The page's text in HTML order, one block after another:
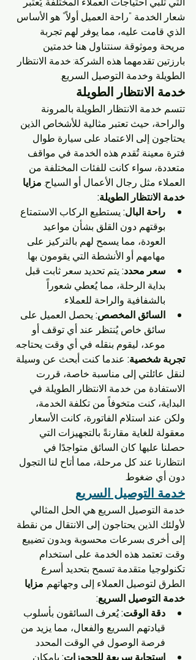
شعار الخدمة "راحة العميل أولاً" هو الأساس
الذي قامت عليه، مما يوفر لهم تجربة
مريحة وموثوقة. سنتناول هنا خدمتين
بارزتين تقدمهما هذه الشركة: خدمة الانتظار
الطويلة وخدمة التوصيل السريع.
خدمة الانتظار الطويلة
تتسم خدمة الانتظار الطويلة بالمرونة
والراحة، حيث تعتبر مثالية للأشخاص الذين
يحتاجون إلى الاعتماد على سيارة طوال
فترة معينة. تُقدم هذه الخدمة في مواقف
متعددة، سواء كانت للفئات المختلفة من
العملاء مثل رجال الأعمال أو السياح. مزايا
خدمة الانتظار الطويلة:
راحة البال: يستطيع الركاب الاستمتاع
بوقتهم دون القلق بشأن مواعيد
العودة، مما يسمح لهم بالتركيز على
مهامهم أو الأنشطة التي يقومون بها.
سعر محدد: يتم تحديد سعر ثابت قبل
بداية الرحلة، مما يُعطي شعوراً
بالشفافية والراحة للعملاء.
السائق المخصص: يحصل العميل على
سائق خاص يُنتظر عند أي توقف أو
موعد، ليقوم بنقله في أي وقت يحتاجه.
تجربة شخصية: عندما كنت أبحث عن وسيلة
لنقل عائلتي إلى مناسبة خاصة، قررت
الاستفادة من خدمة الانتظار الطويلة. في
البداية، كنت متخوفاً من تكلفة الخدمة،
ولكن عند استلام الفاتورة، كانت الأسعار
معقولة للغاية مقارنةً بالتجهيزات التي
حصلنا عليها. كان السائق متواجدًا في
انتظارنا عند كل مرحلة، مما أتاح لنا التجول
دون أي ضغوط.
خدمة التوصيل السريع
خدمة التوصيل السريع هي الحل المثالي
لأولئك الذين يحتاجون إلى الانتقال من نقطة
إلى أخرى بسرعات محسوبة وبدون تضييع
وقت. تعتمد هذه الخدمة على استخدام
تكنولوجيا متقدمة تسمح بتحديد أسرع
الطرق لتوصيل العملاء إلى وجهاتهم. مزايا
خدمة التوصيل السريع:
دقة الوقت: يُعرف السائقون بأسلوب
قيادتهم السريع والفعال، مما يزيد من
فرصة الوصول في الوقت المحدد.
استجابة سريعة للحجوزات: بإمكان